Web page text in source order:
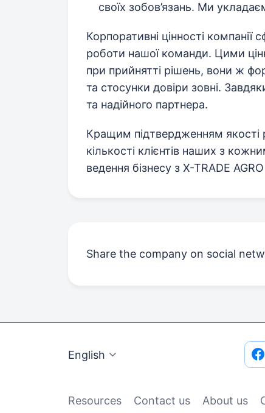
своїх зобов’язань. Ми
Корпоративні цінності компанії
роботи нашої команди. Цими
при прийнятті рішень, вони ж
та стосунки довіри зовні.
та надійного партнера.
Кращим підтвердженням якості
кількості клієнтів наших з
ведення бізнесу з X-TRADE
Share the company on social
English
Resources Contact us About us